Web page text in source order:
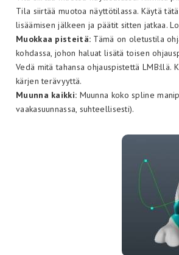
Tila siirtää muotoa näyttötilassa. Käytä
lisäämisen jälkeen ja päätit sitten jatkaa.
Muokkaa pisteitä: Tämä on oletustila
kohdassa, johon haluat lisätä toisen
Vedä mitä tahansa ohjauspistettä LMB:llä.
kärjen terävyyttä.
Muunna kaikki: Muunna koko spline
vaakasuunnassa, suhteellisesti).